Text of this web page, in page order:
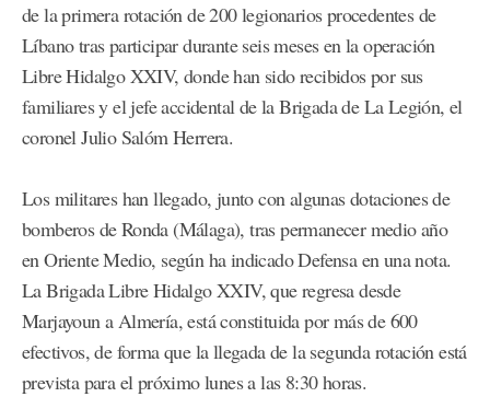
de la primera rotación de 200 legionarios procedentes de
Líbano tras participar durante seis meses en la operación
Libre Hidalgo XXIV, donde han sido recibidos por sus
familiares y el jefe accidental de la Brigada de La Legión, el
coronel Julio Salóm Herrera.
Los militares han llegado, junto con algunas dotaciones de
bomberos de Ronda (Málaga), tras permanecer medio año
en Oriente Medio, según ha indicado Defensa en una nota.
La Brigada Libre Hidalgo XXIV, que regresa desde
Marjayoun a Almería, está constituida por más de 600
efectivos, de forma que la llegada de la segunda rotación está
prevista para el próximo lunes a las 8:30 horas.